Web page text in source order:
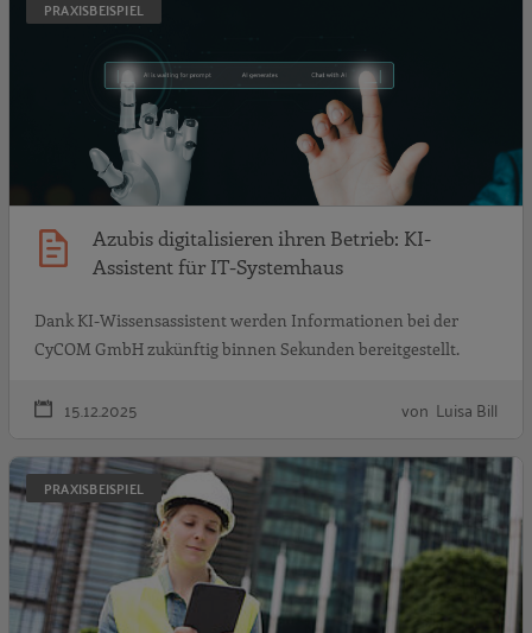
PRAXISBEISPIEL
Azubis digitalisieren ihren Betrieb: KI-
Assistent für IT-Systemhaus
Dank KI-Wissensassistent werden Informationen bei der
CyCOM GmbH zukünftig binnen Sekunden bereitgestellt.
15.12.2025 von Luisa Bill
PRAXISBEISPIEL